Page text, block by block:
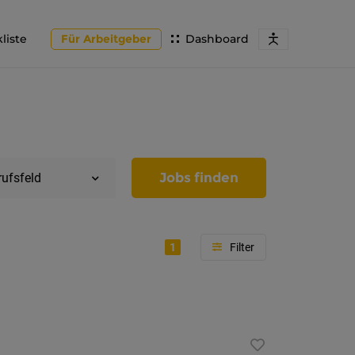
Dashboard
Für Arbeitgeber
Jobs finden
1